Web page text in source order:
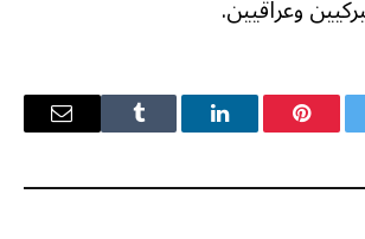
وعراقيين.
بينتيريستلينكدإن Tumblr
البريد